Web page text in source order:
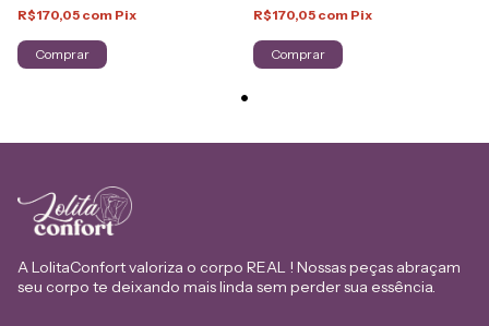
R$170,05 com Pix
Comprar
R$170,05 com Pix
Comprar
A LolitaConfort valoriza o corpo REAL ! Nossas peças abraçam
seu corpo te deixando mais linda sem perder sua essência.